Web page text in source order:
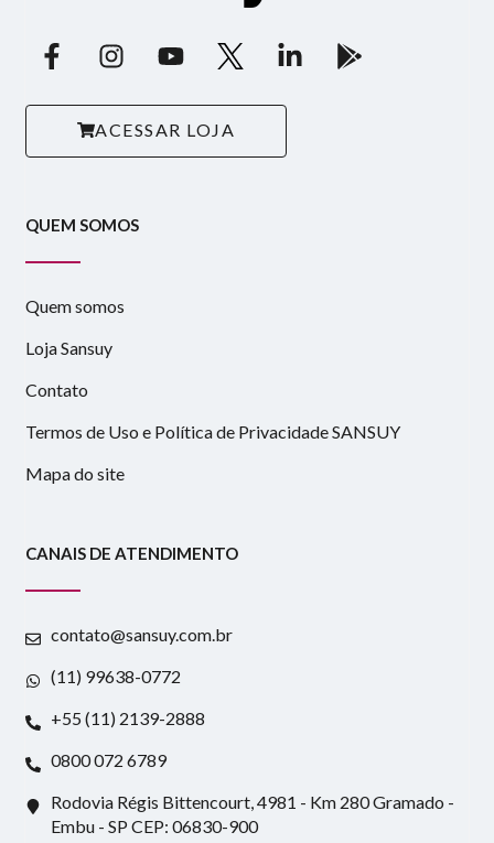
ACESSAR LOJA
QUEM SOMOS
Quem somos
Loja Sansuy
Contato
Termos de Uso e Política de Privacidade SANSUY
Mapa do site
CANAIS DE ATENDIMENTO
contato@sansuy.com.br
(11) 99638-0772
+55 (11) 2139-2888
0800 072 6789
Rodovia Régis Bittencourt, 4981 - Km 280 Gramado -
Embu - SP CEP: 06830-900